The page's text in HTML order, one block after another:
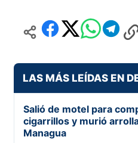
LAS MÁS LEÍDAS EN
Salió de motel para
cigarrillos y murió
Managua